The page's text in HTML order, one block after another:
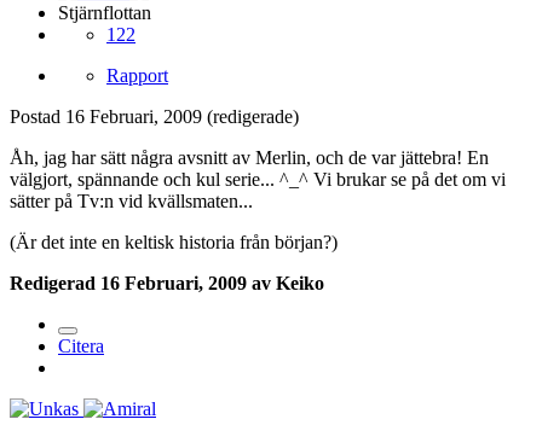
Stjärnflottan
122
Rapport
Postad 16 Februari, 2009 (redigerade)
Åh, jag har sätt några avsnitt av Merlin, och de var jättebra! En
välgjort, spännande och kul serie... ^_^ Vi brukar se på det om vi
sätter på Tv:n vid kvällsmaten...
(Är det inte en keltisk historia från början?)
Redigerad 16 Februari, 2009 av Keiko
Citera